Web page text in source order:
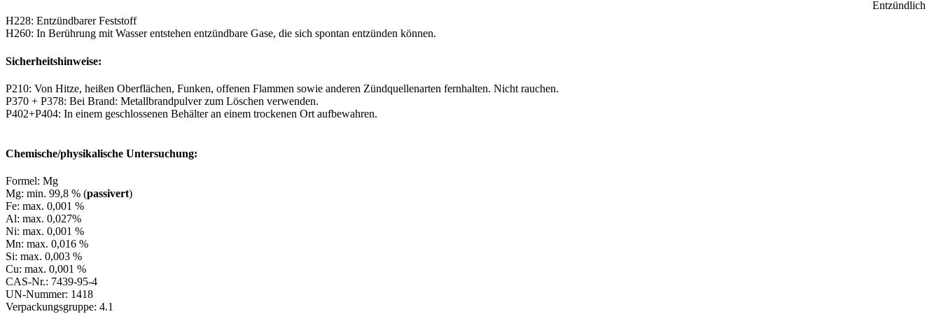
H228: Entzündbarer Feststoff
H260: In Berührung mit Wasser entstehen entzündbare Gase, die sich spontan entzünden können.
Sicherheitshinweise:
P210: Von Hitze, heißen Oberflächen, Funken, offenen Flammen sowie anderen Zündquellenarten fernhalten. Nicht rauchen.
P370 + P378: Bei Brand: Metallbrandpulver zum Löschen verwenden.
P402+P404: In einem geschlossenen Behälter an einem trockenen Ort aufbewahren.
Chemische/physikalische Untersuchung:
Formel: Mg
Mg: min. 99,8 % (passivert)
Fe: max. 0,001 %
Al: max. 0,027%
Ni: max. 0,001 %
Mn: max. 0,016 %
Si: max. 0,003 %
Cu: max. 0,001 %
CAS-Nr.: 7439-95-4
UN-Nummer: 1418
Verpackungsgruppe: 4.1